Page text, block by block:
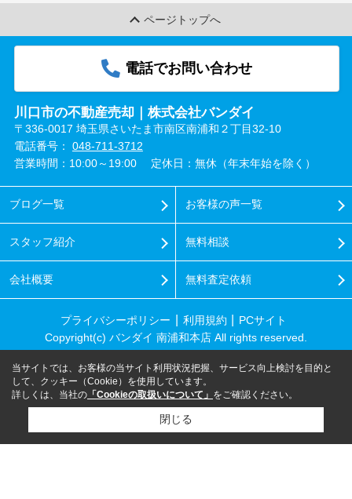
ページトップへ
電話でお問い合わせ
川口市の不動産売却｜株式会社バンダイ
〒336-0017 埼玉県さいたま市南区南浦和２丁目32-10
電話番号： 048-711-3712
営業時間：10:00～19:00
定休日：無休（年末年始を除く）
ブログ一覧
スタッフ紹介
会社概要
お客様の声一覧
無料相談
無料査定依頼
プライバシーポリシー 利用規約
PCサイト
Copyright(c) バンダイ 南浦和本店 All rights reserved.
当サイトでは、お客様の当サイト利用状況把握、サービス向上検討を目的と
して、クッキー（Cookie）を使用しています。
詳しくは、当社の 「Cookieの取扱いについて」 をご確認ください。
閉じる